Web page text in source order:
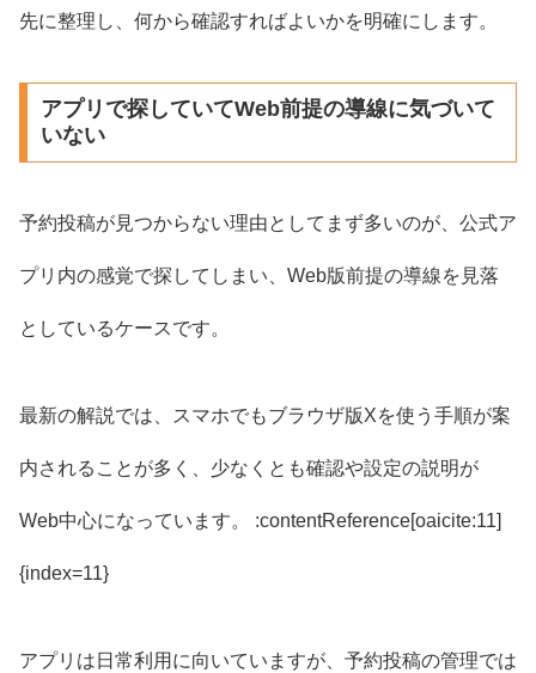
先に整理し、何から確認すればよいかを明確にします。
アプリで探していてWeb前提の導線に気づいて
いない
予約投稿が見つからない理由としてまず多いのが、公式ア
プリ内の感覚で探してしまい、Web版前提の導線を見落
としているケースです。
最新の解説では、スマホでもブラウザ版Xを使う手順が案
内されることが多く、少なくとも確認や設定の説明が
Web中心になっています。 :contentReference[oaicite:11]
{index=11}
アプリは日常利用に向いていますが、予約投稿の管理では